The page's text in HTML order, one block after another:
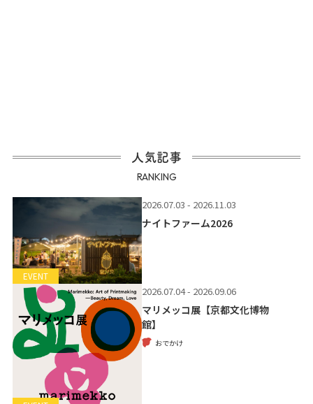
人気記事
RANKING
EVENT
2026.07.03 - 2026.11.03
ナイトファーム2026
2026.07.04 - 2026.09.06
マリメッコ展【京都文化博物
館】
おでかけ